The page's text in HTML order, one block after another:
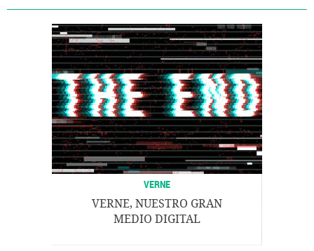
VERNE
VERNE, NUESTRO GRAN
MEDIO DIGITAL